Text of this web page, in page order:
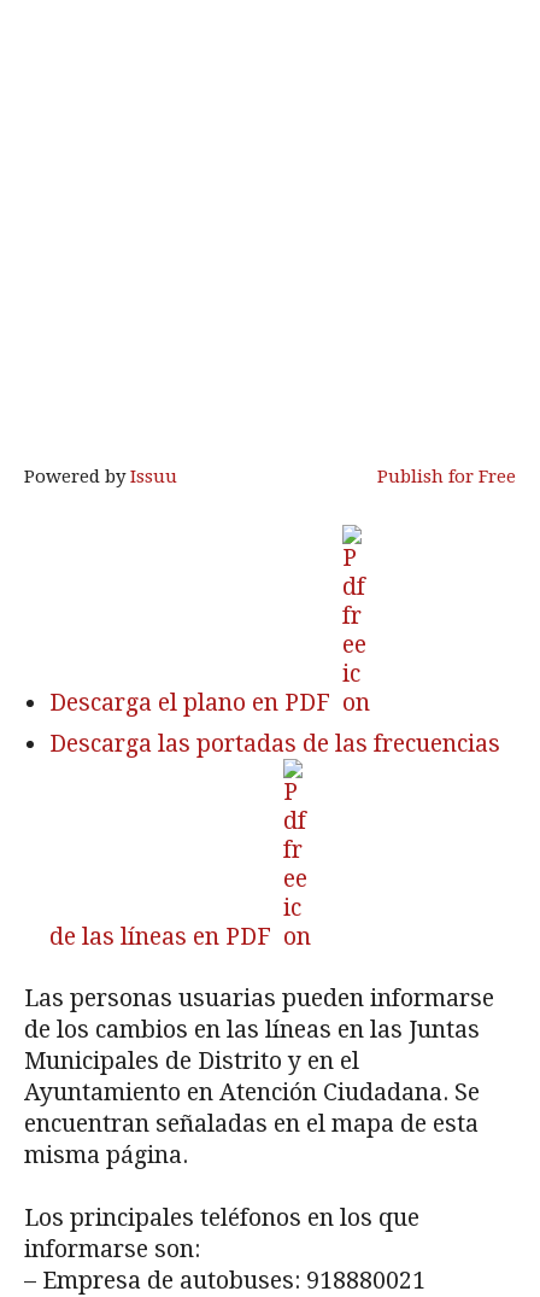
Powered byIssuu Publish for Free
Descarga el plano en PDF
Descarga las portadas de las frecuencias
de las líneas en PDF
Las personas usuarias pueden informarse
de los cambios en las líneas en las Juntas
Municipales de Distrito y en el
Ayuntamiento en Atención Ciudadana. Se
encuentran señaladas en el mapa de esta
misma página.
Los principales teléfonos en los que
informarse son:
– Empresa de autobuses: 918880021